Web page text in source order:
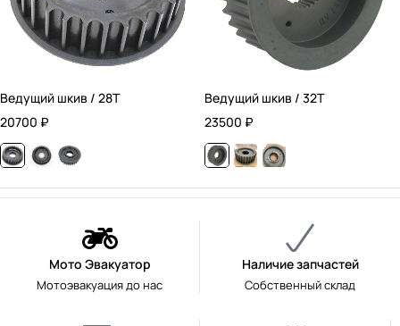
Ведущий шкив / 28T
20700 ₽
Ведущий шкив / 32T
23500 ₽
Мото Эвакуатор
Мотоэвакуация до нас
Наличие запчастей
Собственный склад